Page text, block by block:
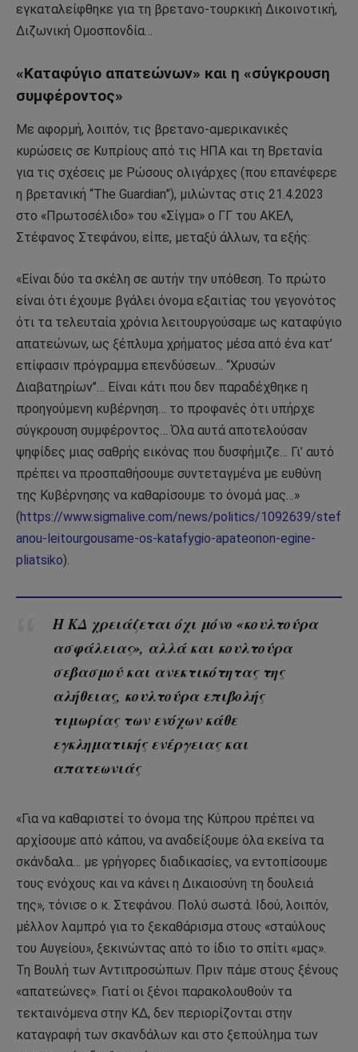
εγκαταλείφθηκε για τη βρετανο-τουρκική Δικοινοτική,
Διζωνική Ομοσπονδία…
«Καταφύγιο απατεώνων» και η «σύγκρουση
συμφέροντος»
Με αφορμή, λοιπόν, τις βρετανο-αμερικανικές
κυρώσεις σε Κυπρίους από τις ΗΠΑ και τη Βρετανία
για τις σχέσεις με Ρώσους ολιγάρχες (που επανέφερε
η βρετανική “The Guardian”), μιλώντας στις 21.4.2023
στο «Πρωτοσέλιδο» του «Σίγμα» ο ΓΓ του ΑΚΕΛ,
Στέφανος Στεφάνου, είπε, μεταξύ άλλων, τα εξής:
«Είναι δύο τα σκέλη σε αυτήν την υπόθεση. Το πρώτο
είναι ότι έχουμε βγάλει όνομα εξαιτίας του γεγονότος
ότι τα τελευταία χρόνια λειτουργούσαμε ως καταφύγιο
απατεώνων, ως ξέπλυμα χρήματος μέσα από ένα κατ’
επίφασιν πρόγραμμα επενδύσεων… ‘‘Χρυσών
Διαβατηρίων’’… Είναι κάτι που δεν παραδέχθηκε η
προηγούμενη κυβέρνηση… το προφανές ότι υπήρχε
σύγκρουση συμφέροντος… Όλα αυτά αποτελούσαν
ψηφίδες μιας σαθρής εικόνας που δυσφήμιζε… Γι’ αυτό
πρέπει να προσπαθήσουμε συντεταγμένα με ευθύνη
της Κυβέρνησης να καθαρίσουμε το όνομά μας…»
(https://www.sigmalive.com/news/politics/1092639/stef
anou-leitourgousame-os-katafygio-apateonon-egine-
pliatsiko).
Η ΚΔ χρειάζεται όχι μόνο «κουλτούρα
ασφάλειας», αλλά και κουλτούρα
σεβασμού και ανεκτικότητας της
αλήθειας, κουλτούρα επιβολής
τιμωρίας των ενόχων κάθε
εγκληματικής ενέργειας και
απατεωνιάς
«Για να καθαριστεί το όνομα της Κύπρου πρέπει να
αρχίσουμε από κάπου, να αναδείξουμε όλα εκείνα τα
σκάνδαλα… με γρήγορες διαδικασίες, να εντοπίσουμε
τους ενόχους και να κάνει η Δικαιοσύνη τη δουλειά
της», τόνισε ο κ. Στεφάνου. Πολύ σωστά. Ιδού, λοιπόν,
μέλλον λαμπρό για το ξεκαθάρισμα στους «σταύλους
του Αυγείου», ξεκινώντας από το ίδιο το σπίτι «μας».
Τη Βουλή των Αντιπροσώπων. Πριν πάμε στους ξένους
«απατεώνες». Γιατί οι ξένοι παρακολουθούν τα
τεκταινόμενα στην ΚΔ, δεν περιορίζονται στην
καταγραφή των σκανδάλων και στο ξεπούλημα των